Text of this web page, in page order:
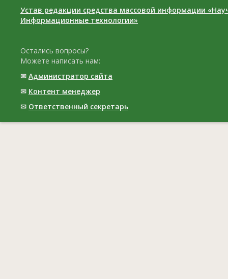
Устав редакции средства массовой информации
Информационные технологии»
Остались вопросы?
Можете написать нам:
✉ Администратор сайта
✉ Контент менеджер
✉ Ответственный cекретарь